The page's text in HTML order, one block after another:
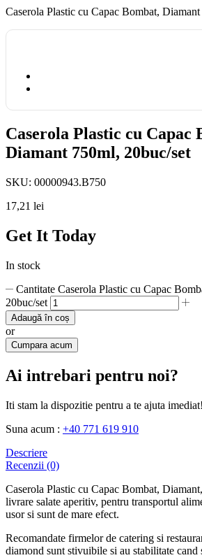
Caserola Plastic cu Capac Bombat,
Caserola Plastic cu Capac
Diamant 750ml, 20buc/set
SKU: 00000943.B750
17,21 lei
Get It Today
In stock
Cantitate Caserola Plastic cu Capac
20buc/set
Adaugă în coș
or
Cumpara acum
Ai intrebari pentru noi?
Iti stam la dispozitie pentru a te ajuta imediat!
Suna acum : +40 771 619 910
Descriere
Recenzii (0)
Caserola Plastic cu Capac Bombat,
livrare salate aperitiv, pentru transportul
usor si sunt de mare efect.
Recomandate firmelor de catering si
diamond sunt stivuibile si au stabilitate cand